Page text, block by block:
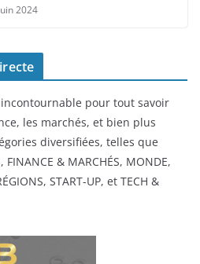
2024
pour tout savoir
les marchés, et bien plus
diversifiées, telles que
FINANCE & MARCHÉS, MONDE,
START-UP, et TECH &